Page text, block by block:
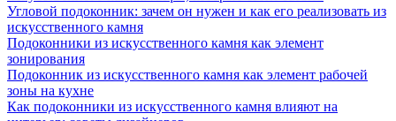
Угловой подоконник: зачем он нужен и как его реализовать из
искусственного камня
Подоконники из искусственного камня как элемент
зонирования
Подоконник из искусственного камня как элемент рабочей
зоны на кухне
Как подоконники из искусственного камня влияют на